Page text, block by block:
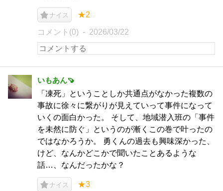
ナイス ★2
コメント(0) 2026/03/22
いもあん🍠
「凍死」ということしか共通点がなかった複数の
事故に徐々に繋がりが見えていって事件になって
いくの面白かった。 そして、地域潜入班の「事件
を未然に防ぐ」というのが漸くこの巻で叶ったの
ではなかろうか。 勇くんの過去も興味深かった、
けど、なんかどこかで聞いたことあるような
話…、なんだったかな？
ナイス ★3